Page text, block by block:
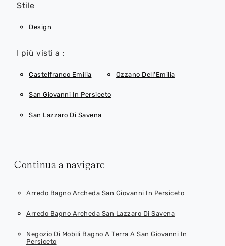
Stile
Design
I più visti a :
Castelfranco Emilia Ozzano Dell'Emilia
San Giovanni In Persiceto
San Lazzaro Di Savena
Continua a navigare
Arredo Bagno Archeda San Giovanni In Persiceto
Arredo Bagno Archeda San Lazzaro Di Savena
Negozio Di Mobili Bagno A Terra A San Giovanni In
Persiceto